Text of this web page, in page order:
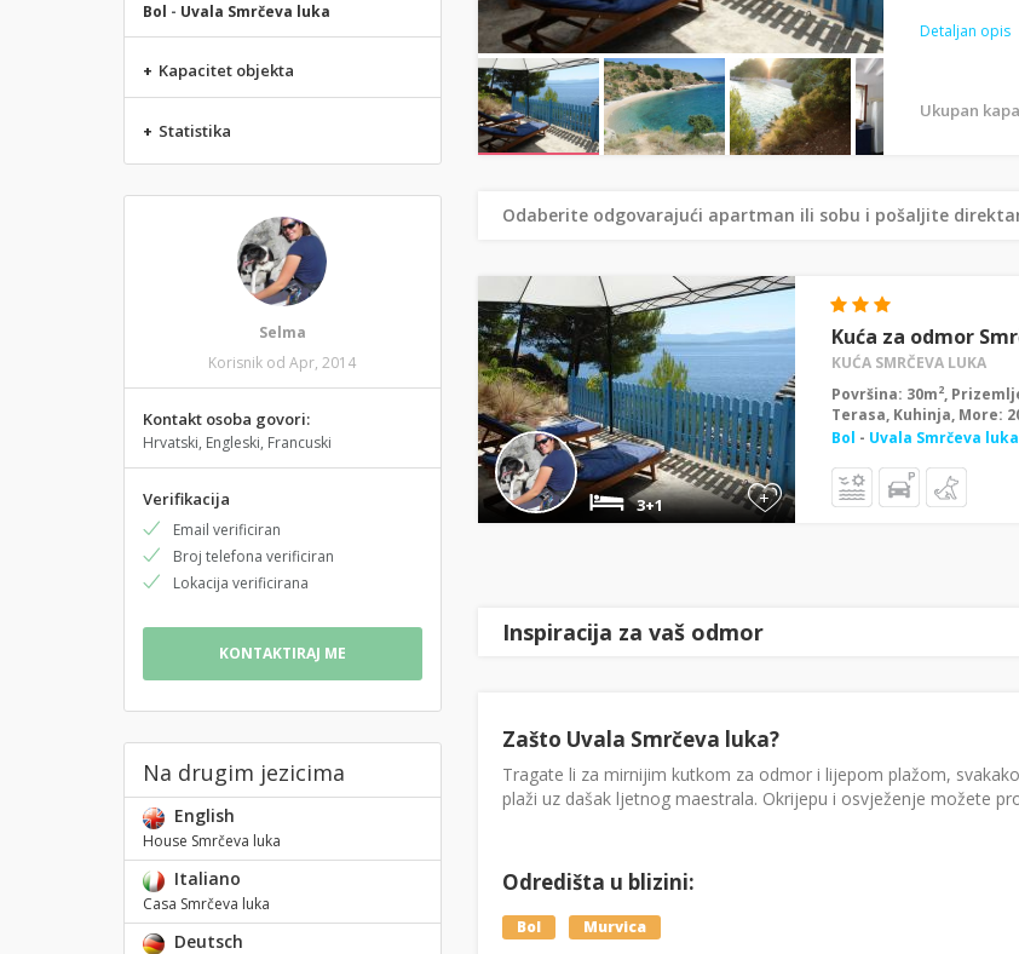
Bol - Uvala Smrčeva luka
+ Kapacitet objekta
+ Statistika
Selma
Korisnik od Apr, 2014
Kontakt osoba govori:
Hrvatski, Engleski, Francuski
Verifikacija
Email verificiran
Broj telefona verificiran
Lokacija verificirana
KONTAKTIRAJ ME
Na drugim jezicima
English
House Smrčeva luka
Italiano
Casa Smrčeva luka
Deutsch
Detaljan opis
Ukupan
Odaberite odgovarajući apartman ili sobu i pošaljite
+
3+1
Kuća za odmor
KUĆA SMRČEVA LUKA
Površina: 30m2,
Terasa, Kuhinja, More:
Bol - Uvala Smrčeva luka
Inspiracija za vaš odmor
Zašto Uvala Smrčeva luka?
Tragate li za mirnijim kutkom za odmor i lijepom plažom,
plaži uz dašak ljetnog maestrala. Okrijepu i osvježenje možete
Odredišta u blizini:
Bol Murvica